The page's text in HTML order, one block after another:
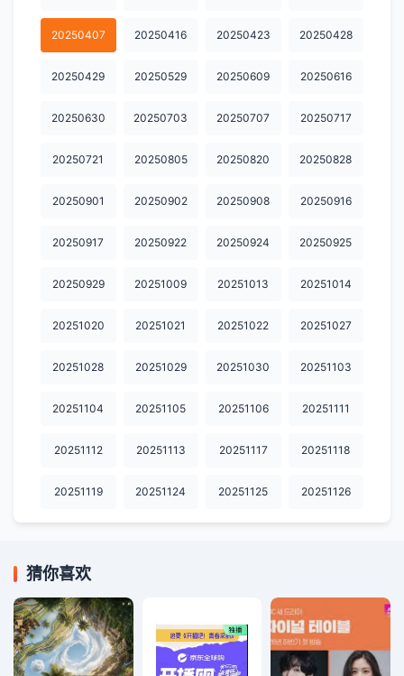
20250407 20250416 20250423 20250428
20250429 20250529 20250609 20250616
20250630 20250703 20250707 20250717
20250721 20250805 20250820 20250828
20250901 20250902 20250908 20250916
20250917 20250922 20250924 20250925
20250929 20251009 20251013 20251014
20251020 20251021 20251022 20251027
20251028 20251029 20251030 20251103
20251104 20251105 20251106 20251111
20251112 20251113 20251117 20251118
20251119 20251124 20251125 20251126
猜你喜欢